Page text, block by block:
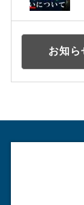
お知ら